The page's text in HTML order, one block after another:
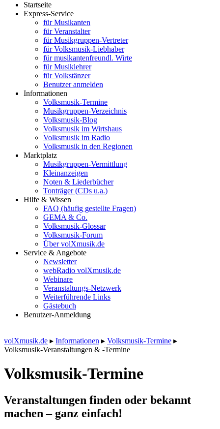
Startseite
Express-Service
für Musikanten
für Veranstalter
für Musikgruppen-Vertreter
für Volksmusik-Liebhaber
für musikantenfreundl. Wirte
für Musiklehrer
für Volkstänzer
Benutzer anmelden
Informationen
Volksmusik-Termine
Musikgruppen-Verzeichnis
Volksmusik-Blog
Volksmusik im Wirtshaus
Volksmusik im Radio
Volksmusik in den Regionen
Marktplatz
Musikgruppen-Vermittlung
Kleinanzeigen
Noten & Liederbücher
Tonträger (CDs u.a.)
Hilfe & Wissen
FAQ (häufig gestellte Fragen)
GEMA & Co.
Volksmusik-Glossar
Volksmusik-Forum
Über volXmusik.de
Service & Angebote
Newsletter
webRadio volXmusik.de
Webinare
Veranstaltungs-Netzwerk
Weiterführende Links
Gästebuch
Benutzer-Anmeldung
volXmusik.de ▸ Informationen ▸ Volksmusik-Termine ▸
Volksmusik-Veranstaltungen & -Termine
Volksmusik-Termine
Veranstaltungen finden oder bekannt
machen – ganz einfach!